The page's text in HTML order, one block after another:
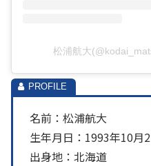
松浦航大
名前：松浦航大
生年月日：1993年10月
出身地：北海道